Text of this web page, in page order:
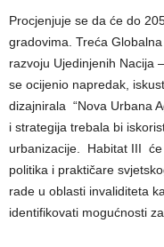
Procjenjuje se da će do
gradovima. Treća
razvoju Ujedinjenih Nacija
se ocijenio napredak,
dizajnirala “Nova Urbana
i strategija trebala bi
urbanizacije. Habitat III
politika i praktičare
rade u oblasti invaliditeta
identifikovati mogućnosti